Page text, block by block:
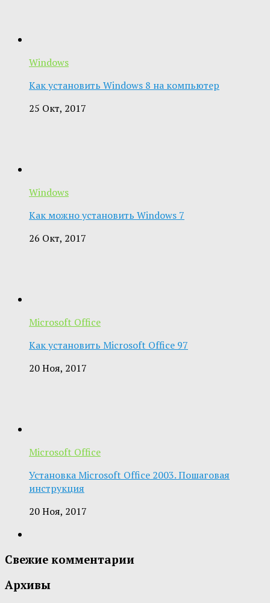
Windows
Как установить Windows 8 на компьютер
25 Окт, 2017
Windows
Как можно установить Windows 7
26 Окт, 2017
Microsoft Office
Как установить Microsoft Office 97
20 Ноя, 2017
Microsoft Office
Установка Microsoft Office 2003. Пошаговая
инструкция
20 Ноя, 2017
Свежие комментарии
Архивы